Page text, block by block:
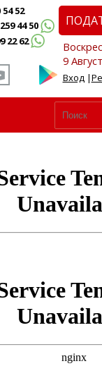
54 52
44 50
22 62
9
Вход|